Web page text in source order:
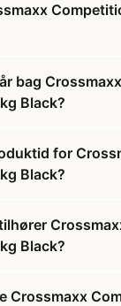
bag
Black?
for
Black?
Black?
Crossmaxx